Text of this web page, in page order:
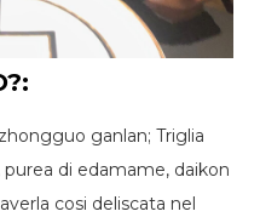
ganlan; Triglia
di edamame, daikon
cosi deliscata nel